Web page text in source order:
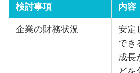
検討事項 内容
企業の財務状況
安定
でき
成長